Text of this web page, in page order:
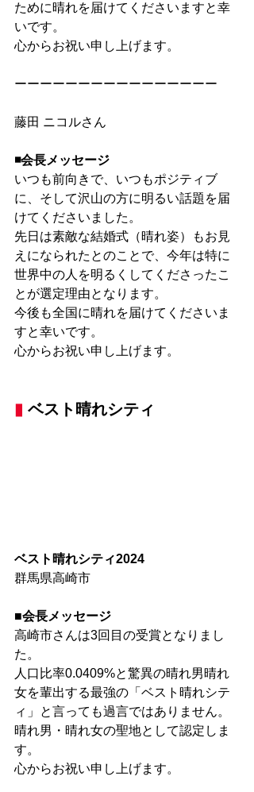
ために晴れを届けてくださいますと幸
いです。
心からお祝い申し上げます。
ーーーーーーーーーーーーーーーー
藤田 ニコルさん
◾️会長メッセージ
いつも前向きで、いつもポジティブ
に、そして沢山の方に明るい話題を届
けてくださいました。
先日は素敵な結婚式（晴れ姿）もお見
えになられたとのことで、今年は特に
世界中の人を明るくしてくださったこ
とが選定理由となります。
今後も全国に晴れを届けてくださいま
すと幸いです。
心からお祝い申し上げます。
▮ ベスト晴れシティ
ベスト晴れシティ2024
群馬県高崎市
■会長メッセージ
高崎市さんは3回目の受賞となりまし
た。
人口比率0.0409%と驚異の晴れ男晴れ
女を輩出する最強の「ベスト晴れシテ
ィ」と言っても過言ではありません。
晴れ男・晴れ女の聖地として認定しま
す。
心からお祝い申し上げます。